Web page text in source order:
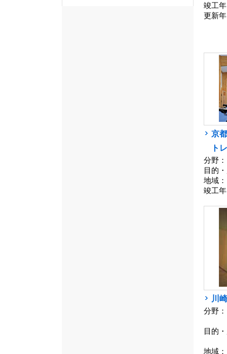
竣工
更新
京
ト
分野：
目的
地域：
竣工
川
分野：
目的
地域：